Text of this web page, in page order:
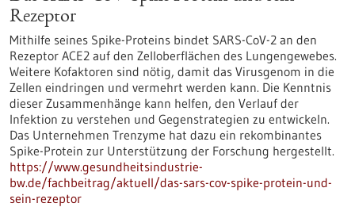
Rezeptor
Mithilfe seines Spike-Proteins bindet SARS-CoV-2 an den
Rezeptor ACE2 auf den Zelloberflächen des Lungengewebes.
Weitere Kofaktoren sind nötig, damit das Virusgenom in die
Zellen eindringen und vermehrt werden kann. Die Kenntnis
dieser Zusammenhänge kann helfen, den Verlauf der
Infektion zu verstehen und Gegenstrategien zu entwickeln.
Das Unternehmen Trenzyme hat dazu ein rekombinantes
Spike-Protein zur Unterstützung der Forschung hergestellt.
https://www.gesundheitsindustrie-
bw.de/fachbeitrag/aktuell/das-sars-cov-spike-protein-und-
sein-rezeptor